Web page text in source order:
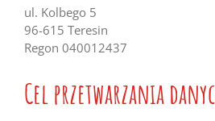
ul. Kolbego 5
96-615 Teresin
Regon 040012437
Cel przetwarzania